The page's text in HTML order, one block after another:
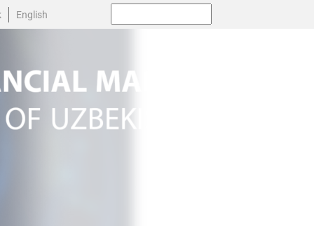
English